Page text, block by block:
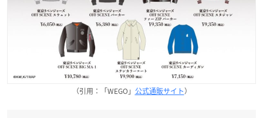
（引用：「WEGO」 公式通販サイト）